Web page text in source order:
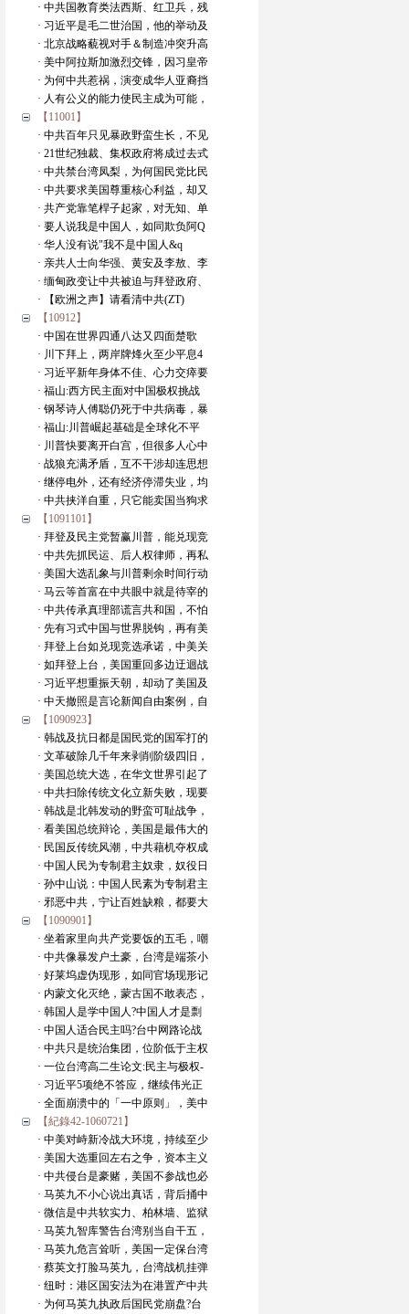
· 中共国教育类法西斯、红卫兵，残
· 习近平是毛二世治国，他的举动及
· 北京战略藐视对手＆制造冲突升高
· 美中阿拉斯加激烈交锋，因习皇帝
· 为何中共惹祸，演变成华人亚裔挡
· 人有公义的能力使民主成为可能，
【11001】
· 中共百年只见暴政野蛮生长，不见
· 21世纪独裁、集权政府将成过去式
· 中共禁台湾凤梨，为何国民党比民
· 中共要求美国尊重核心利益，却又
· 共产党靠笔桿子起家，对无知、单
· 要人说我是中国人，如同欺负阿Q
· 华人没有说"我不是中国人&q
· 亲共人士向华强、黄安及李敖、李
· 缅甸政变让中共被迫与拜登政府、
· 【欧洲之声】请看清中共(ZT)
【10912】
· 中国在世界四通八达又四面楚歌
· 川下拜上，两岸牌烽火至少平息4
· 习近平新年身体不佳、心力交瘁要
· 福山:西方民主面对中国极权挑战
· 钢琴诗人傅聪仍死于中共病毒，暴
· 福山:川普崛起基础是全球化不平
· 川普快要离开白宫，但很多人心中
· 战狼充满矛盾，互不干涉却连思想
· 继停电外，还有经济停滞失业，均
· 中共挟洋自重，只它能卖国当狗求
【1091101】
· 拜登及民主党暂赢川普，能兑现竞
· 中共先抓民运、后人权律师，再私
· 美国大选乱象与川普剩余时间行动
· 马云等首富在中共眼中就是待宰的
· 中共传承真理部谎言共和国，不怕
· 先有习式中国与世界脱钩，再有美
· 拜登上台如兑现竞选承诺，中美关
· 如拜登上台，美国重回多边迂迴战
· 习近平想重振天朝，却动了美国及
· 中天撤照是言论新闻自由案例，自
【1090923】
· 韩战及抗日都是国民党的国军打的
· 文革破除几千年来剥削阶级四旧，
· 美国总统大选，在华文世界引起了
· 中共扫除传统文化立新失败，现要
· 韩战是北韩发动的野蛮可耻战争，
· 看美国总统辩论，美国是最伟大的
· 民国反传统风潮，中共藉机夺权成
· 中国人民为专制君主奴隶，奴役日
· 孙中山说：中国人民素为专制君主
· 邪恶中共，宁让百姓缺粮，都要大
【1090901】
· 坐着家里向共产党要饭的五毛，嘲
· 中共像暴发户土豪，台湾是端茶小
· 好莱坞虚伪现形，如同官场现形记
· 内蒙文化灭绝，蒙古国不敢表态，
· 韩国人是学中国人?中国人才是剽
· 中国人适合民主吗?台中网路论战
· 中共只是统治集团，位阶低于主权
· 一位台湾高二生论文:民主与极权-
· 习近平5项绝不答应，继续伟光正
· 全面崩溃中的「一中原则」，美中
【紀錄42-1060721】
· 中美对峙新冷战大环境，持续至少
· 美国大选重回左右之争，资本主义
· 中共侵台是豪赌，美国不参战也必
· 马英九不小心说出真话，背后捅中
· 微信是中共软实力、柏林墙、监狱
· 马英九智库警告台湾别当自干五，
· 马英九危言耸听，美国一定保台湾
· 蔡英文打脸马英九，台湾战机挂弹
· 纽时：港区国安法为在港置产中共
· 为何马英九执政后国民党崩盘?台